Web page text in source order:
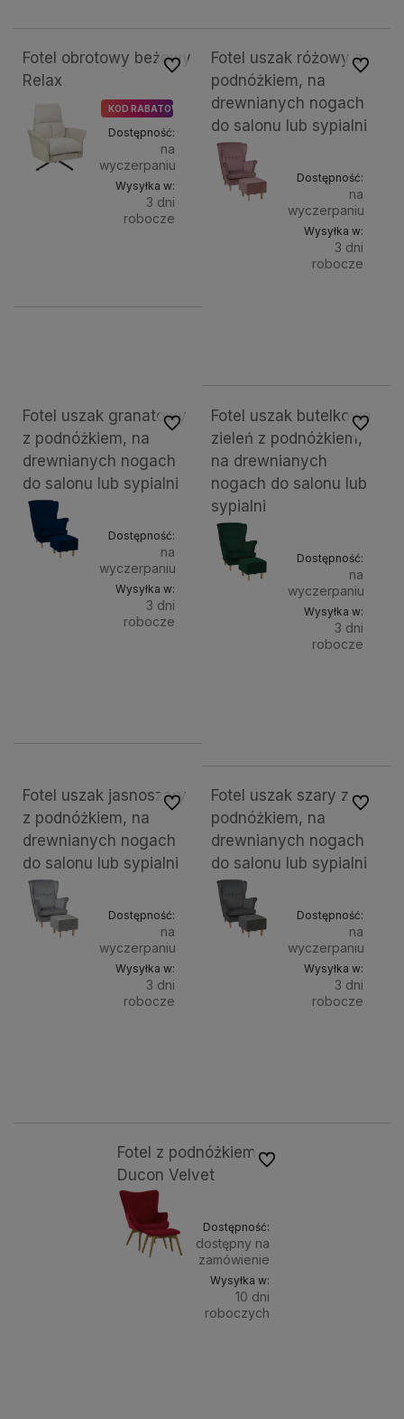
Fotel obrotowy beżowy
Relax
KOD RABATOWY BLACK
Dostępność:
na
wyczerpaniu
Wysyłka w:
3 dni
robocze
Do ulubionychFotel uszak różowy z
podnóżkiem, na
drewnianych nogach
do salonu lub sypialni
Dostępność:
na
wyczerpaniu
Wysyłka w:
3 dni
robocze
Do
Fotel uszak granatowy
z podnóżkiem, na
drewnianych nogach
do salonu lub sypialni
Dostępność:
na
wyczerpaniu
Wysyłka w:
3 dni
robocze
Do ulubionychFotel uszak butelkowa
zieleń z podnóżkiem,
na drewnianych
nogach do salonu lub
sypialni
Dostępność:
na
wyczerpaniu
Wysyłka w:
3 dni
robocze
Do
Fotel uszak jasnoszary
z podnóżkiem, na
drewnianych nogach
do salonu lub sypialni
Dostępność:
na
wyczerpaniu
Wysyłka w:
3 dni
robocze
Do ulubionychFotel uszak szary z
podnóżkiem, na
drewnianych nogach
do salonu lub sypialni
Dostępność:
na
wyczerpaniu
Wysyłka w:
3 dni
robocze
Do
Fotel z podnóżkiem
Ducon Velvet
Dostępność:
dostępny na
zamówienie
Wysyłka w:
10 dni
roboczych
Do ulubionych